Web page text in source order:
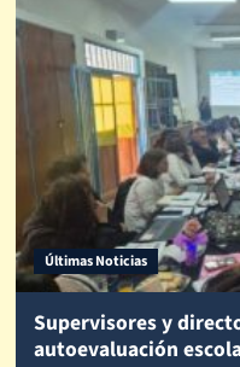
Últimas Noticias
Supervisores y
autoevaluación